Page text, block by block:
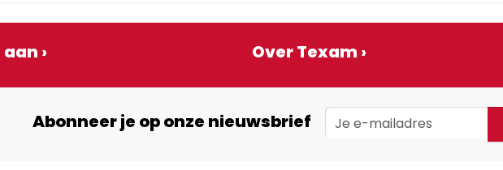
› Over Texam ›
Abonneer je op onze nieuwsbrief